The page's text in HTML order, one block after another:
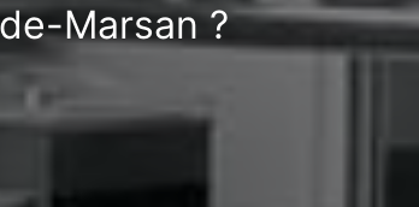
Marsan ?